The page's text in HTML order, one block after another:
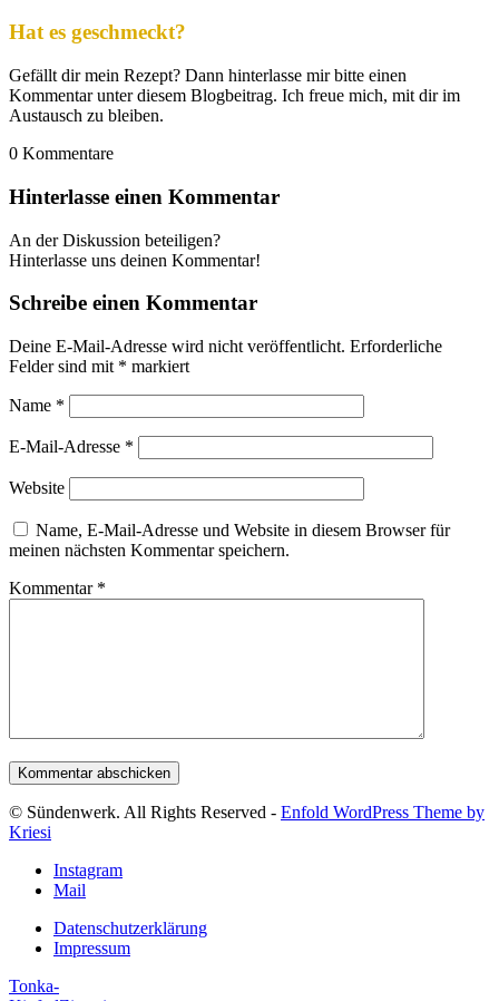
Hat es geschmeckt?
Gefällt dir mein Rezept? Dann hinterlasse mir bitte einen
Kommentar unter diesem Blogbeitrag. Ich freue mich, mit dir im
Austausch zu bleiben.
0 Kommentare
Hinterlasse einen Kommentar
An der Diskussion beteiligen?
Hinterlasse uns deinen Kommentar!
Schreibe einen Kommentar
Deine E-Mail-Adresse wird nicht veröffentlicht. Erforderliche
Felder sind mit * markiert
Name *
E-Mail-Adresse *
Website
Name, E-Mail-Adresse und Website in diesem Browser für
meinen nächsten Kommentar speichern.
Kommentar *
© Sündenwerk. All Rights Reserved - Enfold WordPress Theme by
Kriesi
Instagram
Mail
Datenschutzerklärung
Impressum
Tonka-